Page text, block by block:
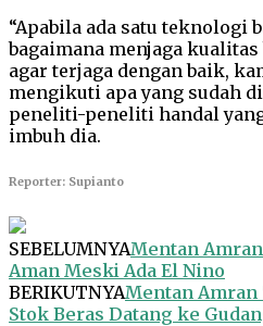
“Apabila ada satu teknologi
bagaimana menjaga
agar terjaga dengan baik,
mengikuti apa yang sudah
peneliti-peneliti handal
imbuh dia.
Reporter: Supianto
SEBELUMNYAMentan
Aman Meski Ada El Nino
BERIKUTNYAMentan
Stok Beras Datang ke